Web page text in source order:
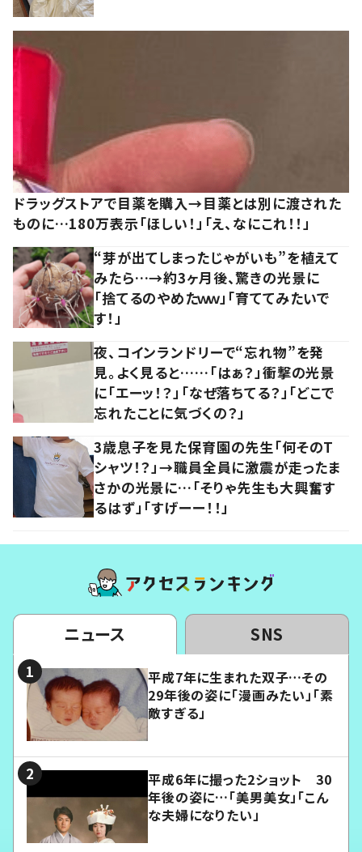
ドラッグストアで目薬を購入→目薬とは別に渡された
ものに…180万表示「ほしい！」「え、なにこれ！！」
“芽が出てしまったじゃがいも”を植えて
みたら…→約3ヶ月後、驚きの光景に
「捨てるのやめたｗｗ」「育ててみたいで
す！」
夜、コインランドリーで“忘れ物”を発
見。よく見ると……「はぁ？」衝撃の光景
に「エーッ！？」「なぜ落ちてる？」「どこで
忘れたことに気づくの？」
3歳息子を見た保育園の先生「何そのT
シャツ！？」→職員全員に激震が走ったま
さかの光景に…「そりゃ先生も大興奮す
るはず」「すげーー！！」
ニュース SNS
平成7年に生まれた双子…その
29年後の姿に「漫画みたい」「素
敵すぎる」
平成6年に撮った2ショット 30
年後の姿に…「美男美女」「こん
な夫婦になりたい」